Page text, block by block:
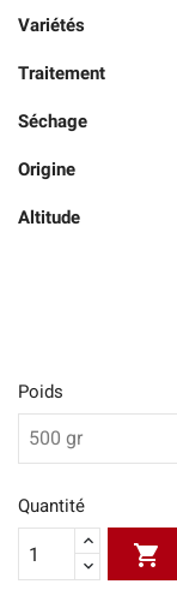
Variétés
Traitement
Séchage
Origine
Altitude
Poids
Quantité
